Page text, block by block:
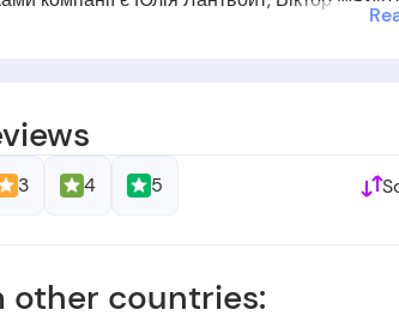
3 4 5
other countries: